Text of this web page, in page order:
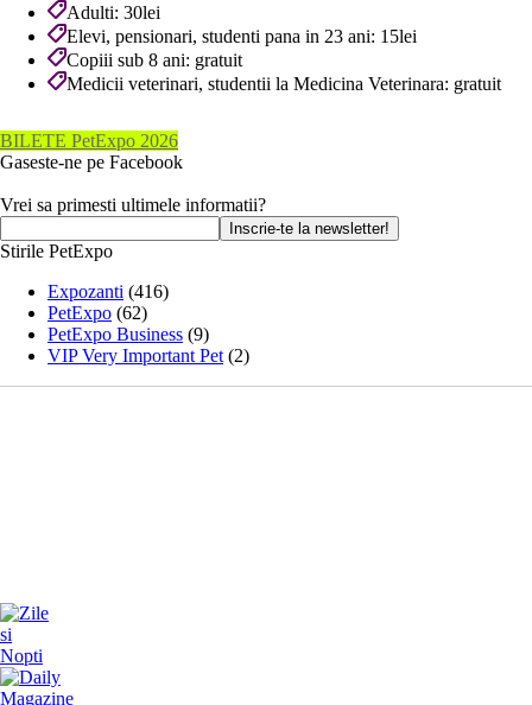
Adulti: 30lei
Elevi, pensionari, studenti pana in 23 ani: 15lei
Copiii sub 8 ani: gratuit
Medicii veterinari, studentii la Medicina Veterinara: gratuit
BILETE PetExpo 2026
Gaseste-ne pe Facebook
Vrei sa primesti ultimele informatii?
Stirile PetExpo
Expozanti (416)
PetExpo (62)
PetExpo Business (9)
VIP Very Important Pet (2)